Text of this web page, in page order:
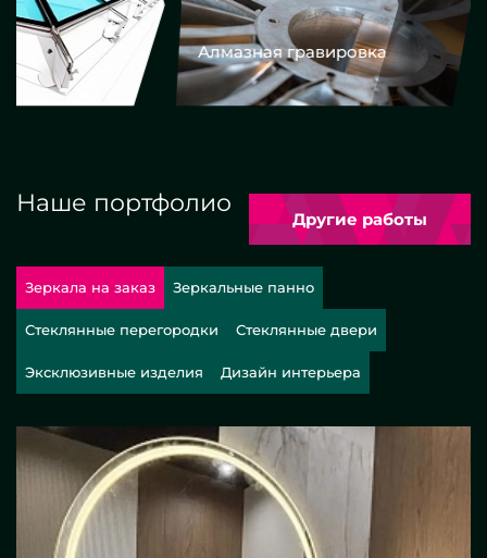
Алмазная гравировка
Наше портфолио
Другие работы
Зеркала на заказ Зеркальные панно
Стеклянные перегородки Стеклянные двери
Эксклюзивные изделия Дизайн интерьера